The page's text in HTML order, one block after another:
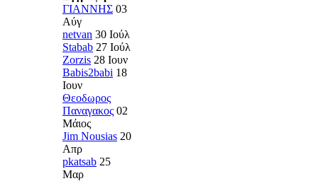
ΓΙΑΝΝΗΣ 03
Αύγ
netvan 30 Ιούλ
Stabab 27 Ιούλ
Zorzis 28 Ιουν
Babis2babi 18
Ιουν
Θεοδωρος
Παναγακος 02
Μάιος
Jim Nousias 20
Απρ
pkatsab 25
Μαρ